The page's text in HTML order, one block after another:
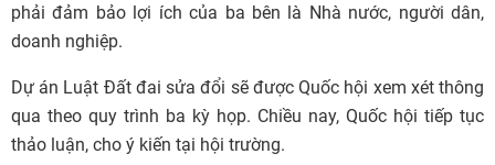
phải đảm bảo lợi ích của ba bên là Nhà nước, người dân,
doanh nghiệp.
Dự án Luật Đất đai sửa đổi sẽ được Quốc hội xem xét thông
qua theo quy trình ba kỳ họp. Chiều nay, Quốc hội tiếp tục
thảo luận, cho ý kiến tại hội trường.